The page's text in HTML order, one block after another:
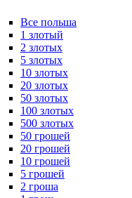
Все польша
1 злотый
2 злотых
5 злотых
10 злотых
20 злотых
50 злотых
100 злотых
500 злотых
50 грошей
20 грошей
10 грошей
5 грошей
2 гроша